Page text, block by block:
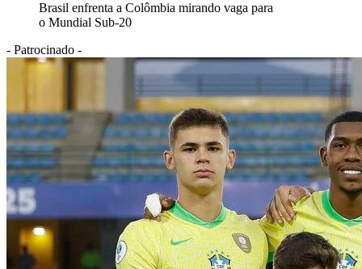
Brasil enfrenta a Colômbia mirando vaga para
o Mundial Sub-20
- Patrocinado -